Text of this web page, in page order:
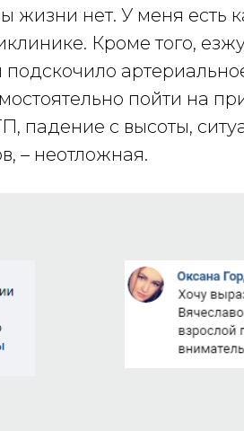
жизни нет. У меня есть
Кроме того,
пойти на
с высоты,
– неотложная.